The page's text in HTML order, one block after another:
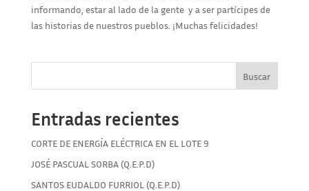
informando, estar al lado de la gente y a ser partícipes de
las historias de nuestros pueblos. ¡Muchas felicidades!
Buscar
Entradas recientes
CORTE DE ENERGÍA ELÉCTRICA EN EL LOTE 9
JOSÉ PASCUAL SORBA (Q.E.P.D)
SANTOS EUDALDO FURRIOL (Q.E.P.D)